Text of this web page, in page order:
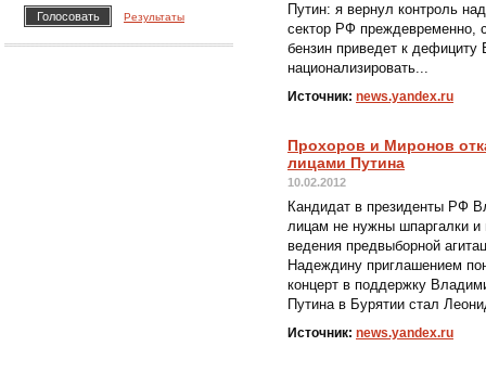
Результаты
Путин: я вернул контроль
сектор РФ преждевременно,
бензин приведет к
национализировать...
Источник: news.yandex.ru
Прохоров и Миронов
лицами Путина
10.02.2012
Кандидат в президенты РФ
лицам не нужны шпаргалки и
ведения предвыборной
Надеждину приглашением
концерт в поддержку
Путина в Бурятии стал
Источник: news.yandex.ru